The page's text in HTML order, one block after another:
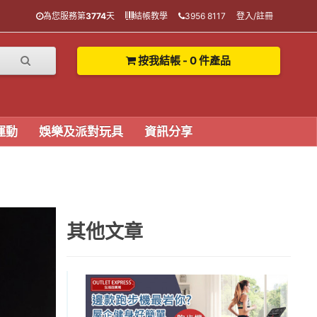
為您服務第3774天 結帳教學 3956 8117 登入/註冊
按我結帳 - 0 件產品
動 娛樂及派對玩具 資訊分享
其他文章